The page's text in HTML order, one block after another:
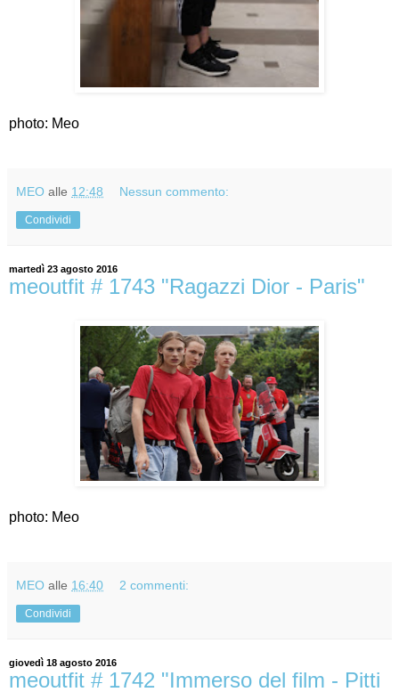
photo: Meo
MEO alle 12:48 Nessun commento:
Condividi
martedì 23 agosto 2016
meoutfit # 1743 "Ragazzi Dior - Paris"
photo: Meo
MEO alle 16:40 2 commenti:
Condividi
giovedì 18 agosto 2016
meoutfit # 1742 "Immerso del film - Pitti